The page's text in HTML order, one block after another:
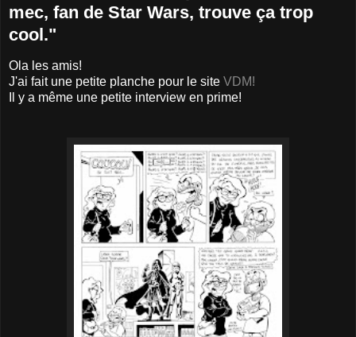
mec, fan de Star Wars, trouve ça trop
cool."
Ola les amis!
J'ai fait une petite planche pour le site VDM!
Il y a même une petite interview en prime!